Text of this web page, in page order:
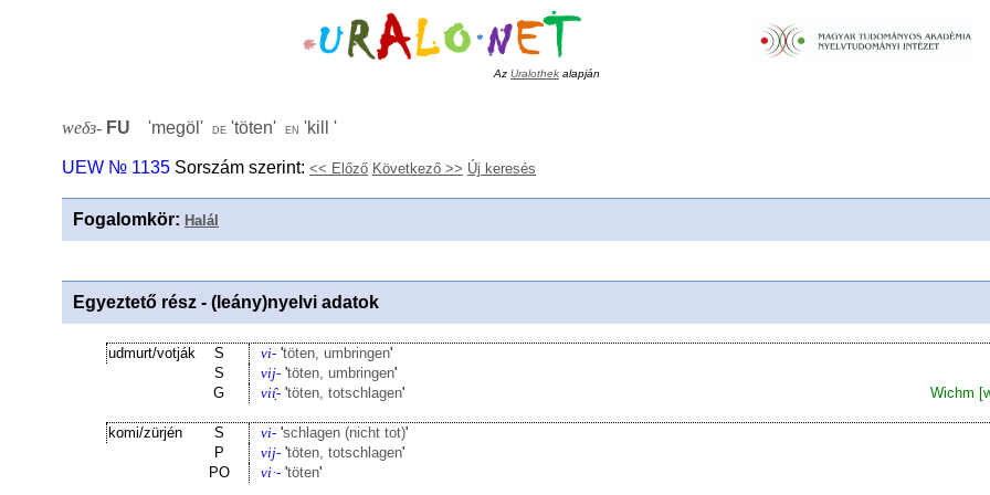
Az Uralothek alapján
weδɜ- FU 'megöl ' de 'töten' en 'kill '
UEW № 1135 Sorszám szerint: << Előző Következő >> Új keresés
Fogalomkör: Halál
Egyeztető rész - (leány)nyelvi adatok
udmurt/votják S vi- 'töten, umbringen'
S
vij- 'töten, umbringen'
G
viı̣̑- 'töten, totschlagen' Wichm
komi/zürjén S vi- 'schlagen (nicht tot)'
P
vij- 'töten, totschlagen'
PO
vi·- 'töten'